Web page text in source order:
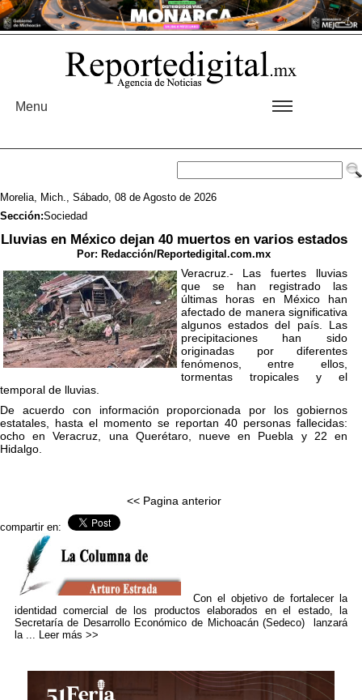
Menu
Morelia, Mich., Sábado, 08 de Agosto de 2026
Sección:Sociedad
Lluvias en México dejan 40 muertos en varios estados
Por: Redacción/Reportedigital.com.mx
Veracruz.- Las fuertes lluvias
que se han registrado las
últimas horas en México han
afectado de manera significativa
algunos estados del país. Las
precipitaciones han sido
originadas por diferentes
fenómenos, entre ellos,
tormentas tropicales y el
temporal de lluvias.
De acuerdo con información proporcionada por los gobiernos
estatales, hasta el momento se reportan 40 personas fallecidas:
ocho en Veracruz, una Querétaro, nueve en Puebla y 22 en
Hidalgo.
<< Pagina anterior
compartir en:
Con el objetivo de fortalecer la
identidad comercial de los productos elaborados en el estado, la
Secretaría de Desarrollo Económico de Michoacán (Sedeco) lanzará
la ... Leer más >>